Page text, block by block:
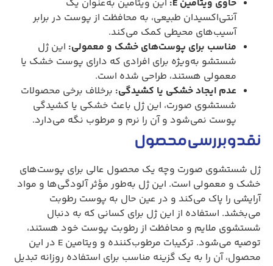
حاوی ویتامین E:
این ویتامین به‌عنوان یک
آنتی‌اکسیدان طبیعی، به محافظت از پوست در برابر
آسیب‌های محیطی کمک می‌کند.
مناسب برای پوست‌های خشک و معمولی: این ژل
شستشو به‌ویژه برای افرادی که دارای پوست خشک یا
معمولی هستند، طراحی شده است.
عدم ایجاد خشکی یا کشیدگی: برخلاف برخی محصولات
شستشوی صورت، این ژل باعث خشکی یا کشیدگی
پوست نمی‌شود و آن را نرم و مرطوب نگه می‌دارد.
نقد و بررسی محصول
ژل شستشوی صورت وچه یک محصول عالی برای پوست‌های
خشک و معمولی است. این ژل به‌طور مؤثر آلودگی‌ها و مواد
آرایشی را پاک می‌کند و در عین حال به پوست رطوبت
می‌بخشد. استفاده از این ژل برای کسانی که به دنبال
شستشوی ملایم و محافظت از رطوبت پوست خود هستند،
توصیه می‌شود. ترکیبات مرطوب‌کننده و ویتامین E در این
محصول، آن را به یک گزینه مناسب برای استفاده روزانه تبدیل